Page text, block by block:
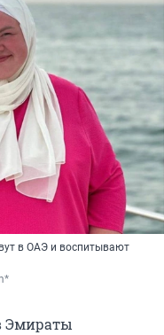
в ОАЭ и воспитывают
Эмираты